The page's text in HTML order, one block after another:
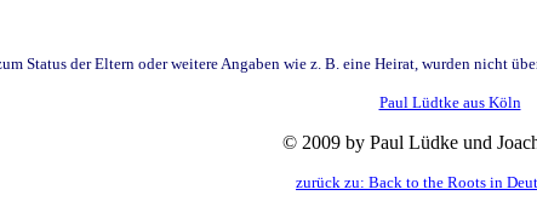
Status der Eltern oder weitere Angaben wie z. B. eine Heirat, wurden nicht
Paul Lüdtke aus Köln
© 2009 by Paul Lüdke und
zurück zu: Back to the Roots in